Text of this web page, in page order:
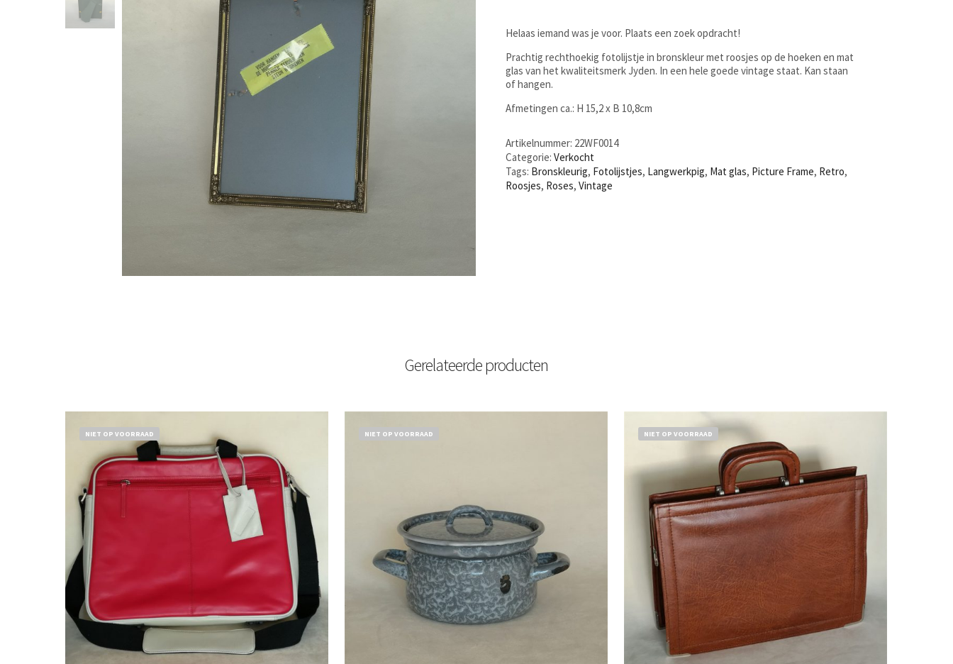
Helaas iemand was je voor. Plaats een zoek opdracht!
Prachtig rechthoekig fotolijstje in bronskleur met roosjes op de hoeken en mat
glas van het kwaliteitsmerk Jyden. In een hele goede vintage staat. Kan staan
of hangen.
Afmetingen ca.: H 15,2 x B 10,8cm
Artikelnummer: 22WF0014
Categorie:Verkocht
Tags: Bronskleurig, Fotolijstjes, Langwerkpig, Mat glas, Picture Frame, Retro,
Roosjes, Roses,Vintage
Gerelateerde producten
NIET OP VOORRAAD NIET OP VOORRAAD NIET OP VOORRAAD